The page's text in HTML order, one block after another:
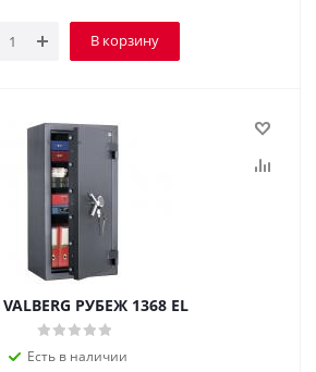
В корзину
РУБЕЖ 1368 EL
Есть в наличии